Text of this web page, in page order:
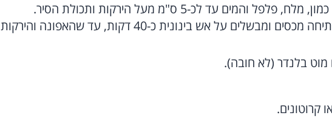
מוסיפים את האפונה, כמון, מלח, פלפל והמים עד לכ-5 ס"מ מעל הירקות ותכולת הסיר.
מערבבים, מביאים לרתיחה מכסים ומבשלים על אש בינונית כ-40 דקות, עד שהאפונה והירקות
בלנדר (לא חובה).
קרוטונים.